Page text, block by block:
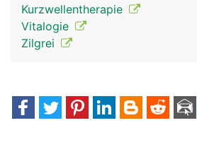
Kurzwellentherapie
Vitalogie
Zilgrei